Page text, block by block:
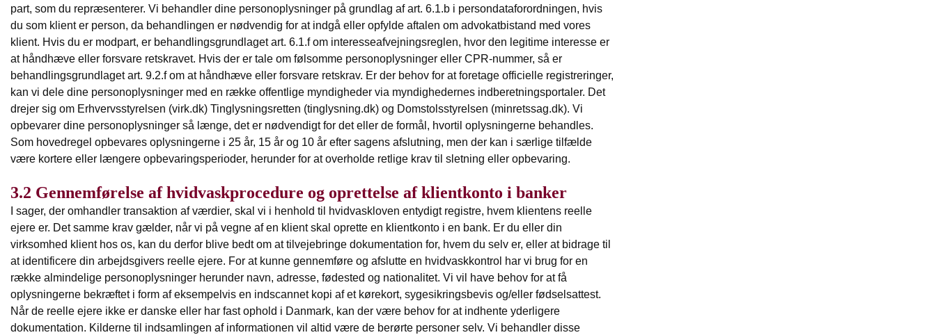
part, som du repræsenterer. Vi behandler dine personoplysninger på grundlag af art. 6.1.b i persondataforordningen, hvis
du som klient er person, da behandlingen er nødvendig for at indgå eller opfylde aftalen om advokatbistand med vores
klient. Hvis du er modpart, er behandlingsgrundlaget art. 6.1.f om interesseafvejningsreglen, hvor den legitime interesse er
at håndhæve eller forsvare retskravet. Hvis der er tale om følsomme personoplysninger eller CPR-nummer, så er
behandlingsgrundlaget art. 9.2.f om at håndhæve eller forsvare retskrav. Er der behov for at foretage officielle registreringer,
kan vi dele dine personoplysninger med en række offentlige myndigheder via myndighedernes indberetningsportaler. Det
drejer sig om Erhvervsstyrelsen (virk.dk) Tinglysningsretten (tinglysning.dk) og Domstolsstyrelsen (minretssag.dk). Vi
opbevarer dine personoplysninger så længe, det er nødvendigt for det eller de formål, hvortil oplysningerne behandles.
Som hovedregel opbevares oplysningerne i 25 år, 15 år og 10 år efter sagens afslutning, men der kan i særlige tilfælde
være kortere eller længere opbevaringsperioder, herunder for at overholde retlige krav til sletning eller opbevaring.
3.2 Gennemførelse af hvidvaskprocedure og oprettelse af klientkonto i banker
I sager, der omhandler transaktion af værdier, skal vi i henhold til hvidvaskloven entydigt registre, hvem klientens reelle
ejere er. Det samme krav gælder, når vi på vegne af en klient skal oprette en klientkonto i en bank. Er du eller din
virksomhed klient hos os, kan du derfor blive bedt om at tilvejebringe dokumentation for, hvem du selv er, eller at bidrage til
at identificere din arbejdsgivers reelle ejere. For at kunne gennemføre og afslutte en hvidvaskkontrol har vi brug for en
række almindelige personoplysninger herunder navn, adresse, fødested og nationalitet. Vi vil have behov for at få
oplysningerne bekræftet i form af eksempelvis en indscannet kopi af et kørekort, sygesikringsbevis og/eller fødselsattest.
Når de reelle ejere ikke er danske eller har fast ophold i Danmark, kan der være behov for at indhente yderligere
dokumentation. Kilderne til indsamlingen af informationen vil altid være de berørte personer selv. Vi behandler disse